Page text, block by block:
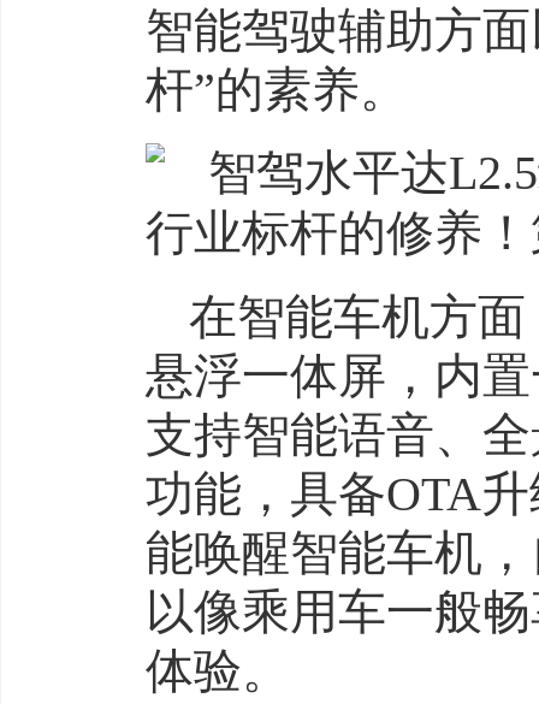
智能驾驶辅助方
杆”的素养。
在智能车机方
悬浮一体屏，内
支持智能语音、
功能，具备OTA
能唤醒智能车机
以像乘用车一般
体验。